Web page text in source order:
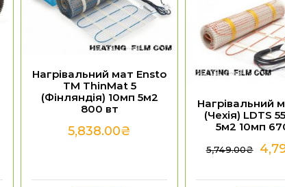
Нагрівальний мат Ensto
TM ThinMat 5
(Фінляндія) 10мп 5м2
800 вт
5,838.00₴
Нагрівальний
(Чехія) LDTS
5м2 10мп
5,749.00₴